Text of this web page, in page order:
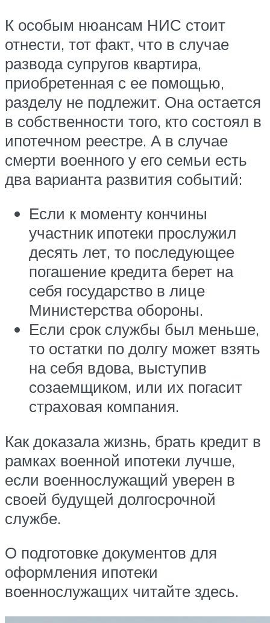
К особым нюансам НИС стоит
отнести, тот факт, что в случае
развода супругов квартира,
приобретенная с ее помощью,
разделу не подлежит. Она остается
в собственности того, кто состоял в
ипотечном реестре. А в случае
смерти военного у его семьи есть
два варианта развития событий:
Если к моменту кончины
участник ипотеки прослужил
десять лет, то последующее
погашение кредита берет на
себя государство в лице
Министерства обороны.
Если срок службы был меньше,
то остатки по долгу может взять
на себя вдова, выступив
созаемщиком, или их погасит
страховая компания.
Как доказала жизнь, брать кредит в
рамках военной ипотеки лучше,
если военнослужащий уверен в
своей будущей долгосрочной
службе.
О подготовке документов для
оформления ипотеки
военнослужащих читайте здесь.